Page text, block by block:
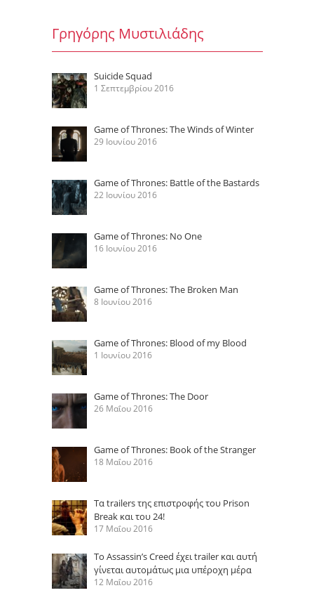
Γρηγόρης Μυστιλιάδης
Suicide Squad
1 Σεπτεμβρίου 2016
Game of Thrones: The Winds of Winter
29 Ιουνίου 2016
Game of Thrones: Battle of the Bastards
22 Ιουνίου 2016
Game of Thrones: No One
16 Ιουνίου 2016
Game of Thrones: The Broken Man
8 Ιουνίου 2016
Game of Thrones: Blood of my Blood
1 Ιουνίου 2016
Game of Thrones: The Door
26 Μαΐου 2016
Game of Thrones: Book of the Stranger
18 Μαΐου 2016
Τα trailers της επιστροφής του Prison
Break και του 24!
17 Μαΐου 2016
Το Assassin’s Creed έχει trailer και αυτή
γίνεται αυτομάτως μια υπέροχη μέρα
12 Μαΐου 2016